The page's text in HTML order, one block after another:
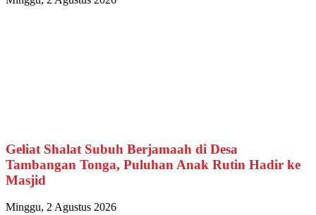
Geliat Shalat Subuh Berjamaah di Desa
Tambangan Tonga, Puluhan Anak Rutin Hadir ke
Masjid
Minggu, 2 Agustus 2026